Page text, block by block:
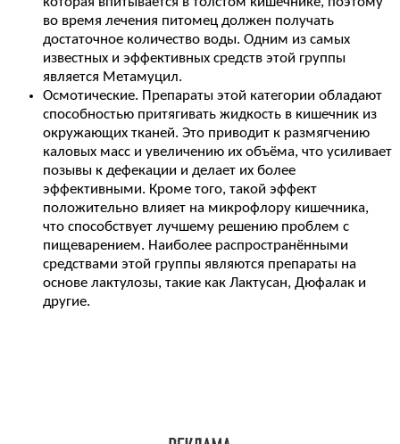
во время лечения питомец должен получать
достаточное количество воды. Одним из самых
известных и эффективных средств этой группы
является Метамуцил.
Осмотические. Препараты этой категории обладают
способностью притягивать жидкость в кишечник из
окружающих тканей. Это приводит к размягчению
каловых масс и увеличению их объёма, что усиливает
позывы к дефекации и делает их более
эффективными. Кроме того, такой эффект
положительно влияет на микрофлору кишечника,
что способствует лучшему решению проблем с
пищеварением. Наиболее распространёнными
средствами этой группы являются препараты на
основе лактулозы, такие как Лактусан, Дюфалак и
другие.